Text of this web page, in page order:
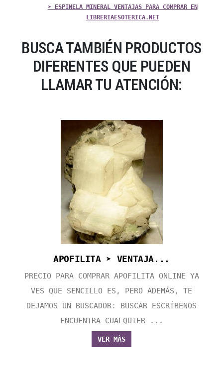
➤ ESPINELA MINERAL VENTAJAS PARA COMPRAR EN
LIBRERIAESOTERICA.NET
BUSCA TAMBIÉN PRODUCTOS
DIFERENTES QUE PUEDEN
LLAMAR TU ATENCIÓN:
APOFILITA ➤ VENTAJA...
PRECIO PARA COMPRAR APOFILITA ONLINE YA
VES QUE SENCILLO ES, PERO ADEMÁS, TE
DEJAMOS UN BUSCADOR: BUSCAR ESCRÍBENOS
ENCUENTRA CUALQUIER ...
VER MÁS